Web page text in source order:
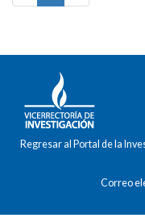
Regresar al Portal de la
Correo